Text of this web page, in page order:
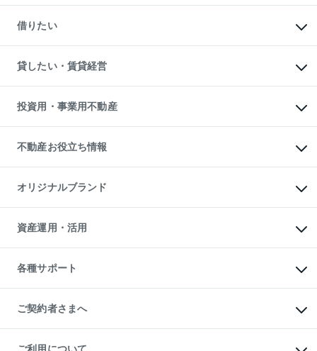
一戸建ての購入
中古一戸建ての購入
不動産購入の流れ
注目キーワード物件特集
購入ガイド
English 繁体中文簡体中文
一戸建ての売却・査定
土地の売却・査定
スピードAI査定
不動産査定について
不動産売却の流れ
不動産買換えの流れ
売却ガイド
借りたい
オフィス・店舗の賃貸
借りるときの流れ
借りるガイド
貸したい・賃貸経営
マンション賃料データ
賃貸管理プラン
リロケーションについて
貸すガイド
投資用・事業用不動産
事業用不動産
マンション投資
投資用マンション
アパート経営
収益物件
ビル購入（ビル一棟）
投資用不動産の売却査定
事業用不動産の売却査定
不動産お役立ち情報
マンションライブラリー
人気マンションランキング
暮らしに役立つ不動産メディア
不動産相場・不動産価格情報
不動産コラム・ニュース
不動産用語集
不動産なんでもネット相談室
住まいの税金
オリジナルブランド
一棟リノベーションマンション
L`GENTE（ルジェンテ）
区分リノベーションマンション
投資用一棟レジデンスWELL
不動産小口投資
LEGACIA（レガシア）
資産運用・活用
不動産M&A
アセットマネジメント・出資
各種サポート
相続サポート
リフォームサポート
ご契約者さまへ
ご紹介・再契約特典